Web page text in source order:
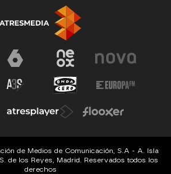
de Medios de Comunicación, S.A - A. Isla
de los Reyes, Madrid. Reservados todos los
derechos